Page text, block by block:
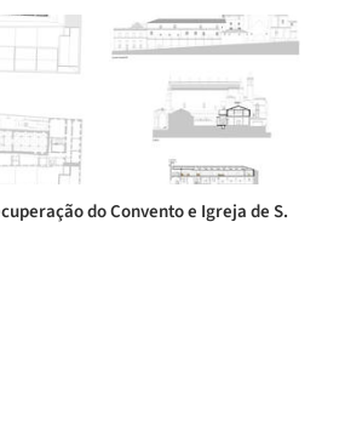
do Convento e Igreja de S.